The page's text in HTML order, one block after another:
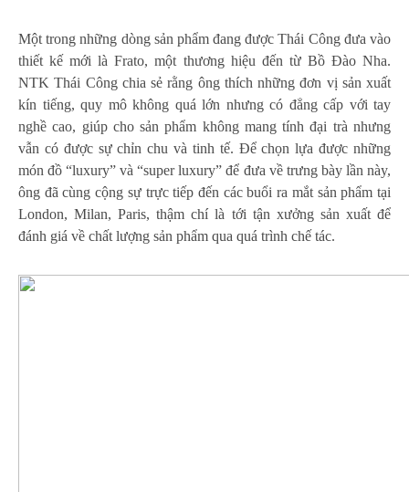
Một trong những dòng sản phẩm đang được Thái Công đưa vào
thiết kế mới là Frato, một thương hiệu đến từ Bồ Đào Nha.
NTK Thái Công chia sẻ rằng ông thích những đơn vị sản xuất
kín tiếng, quy mô không quá lớn nhưng có đẳng cấp với tay
nghề cao, giúp cho sản phẩm không mang tính đại trà nhưng
vẫn có được sự chỉn chu và tinh tế. Để chọn lựa được những
món đồ “luxury” và “super luxury” để đưa về trưng bày lần này,
ông đã cùng cộng sự trực tiếp đến các buổi ra mắt sản phẩm tại
London, Milan, Paris, thậm chí là tới tận xưởng sản xuất để
đánh giá về chất lượng sản phẩm qua quá trình chế tác.